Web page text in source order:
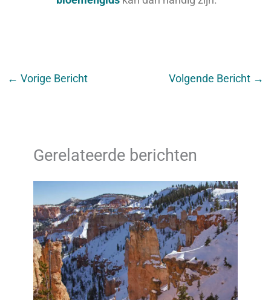
← Vorige Bericht Volgende Bericht →
Gerelateerde berichten